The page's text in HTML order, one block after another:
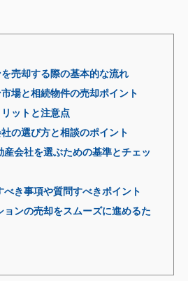
売却する際の基本的な流れ
場と相続物件の売却ポイント
リットと注意点
の選び方と相談のポイント
産会社を選ぶための基準とチェッ
べき事項や質問すべきポイント
ョンの売却をスムーズに進めるた